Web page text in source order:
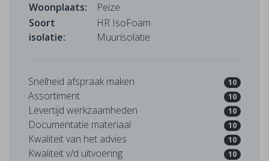
Woonplaats:
Peize
Soort
isolatie:
HR IsoFoam
Muurisolatie
Snelheid afspraak maken 10
Assortiment 10
Levertijd werkzaamheden 10
Documentatie materiaal 10
Kwaliteit van het advies 10
Kwaliteit v/d uitvoering 10